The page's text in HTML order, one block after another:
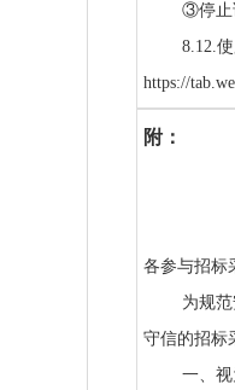
③停止
8.12.
https://
附：
各参与招
为规
守信的招
一、